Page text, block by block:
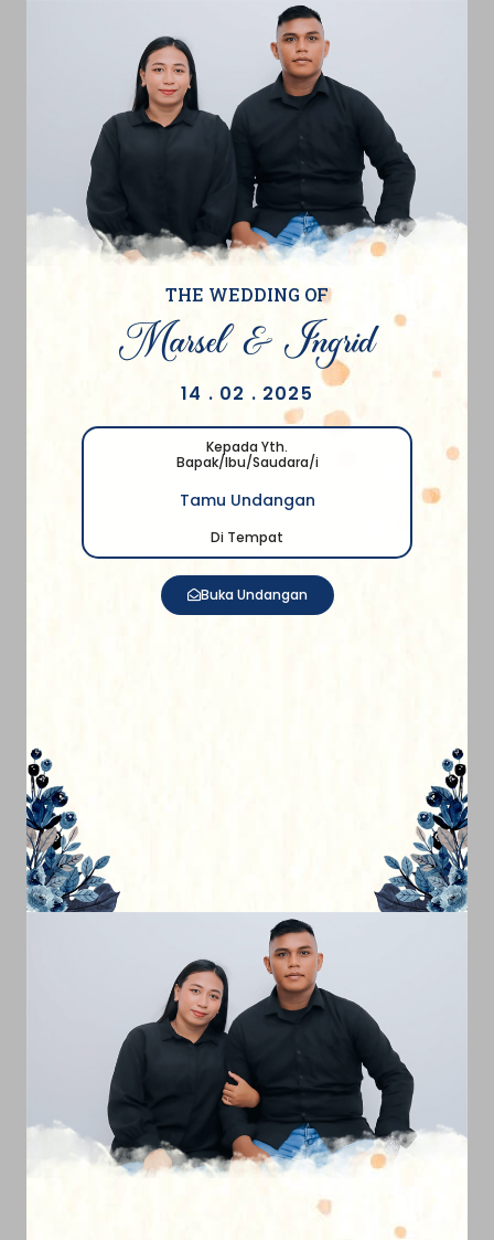
THE WEDDING OF
Marsel & Ingrid
14 . 02 . 2025
Kepada Yth.
Bapak/Ibu/Saudara/i
Tamu Undangan
Di Tempat
Buka Undangan